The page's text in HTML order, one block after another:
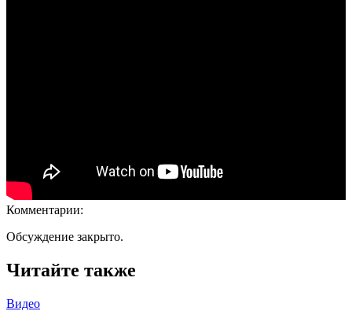
Комментарии:
Обсуждение закрыто.
Читайте также
Видео